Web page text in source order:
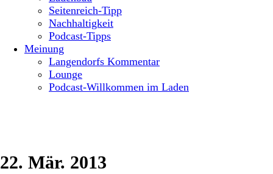
Seitenreich-Tipp
Nachhaltigkeit
Podcast-Tipps
Meinung
Langendorfs Kommentar
Lounge
Podcast-Willkommen im Laden
22. Mär. 2013